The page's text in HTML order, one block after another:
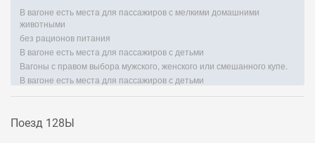
В вагоне есть места для пассажиров с мелкими домашними
животными
без рационов питания
В вагоне есть места для пассажиров с детьми
Вагоны с правом выбора мужского, женского или смешанного купе.
В вагоне есть места для пассажиров с детьми
Поезд 128Ы